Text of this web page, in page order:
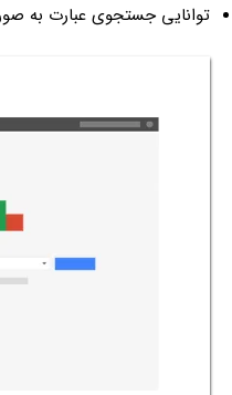
توانایی جستجوی عبارت به